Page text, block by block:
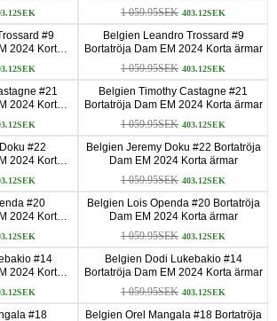
1 059.95SEK 403.12SEK
#9
2024 Korta
Belgien Leandro Trossard #9
Bortatröja Dam EM 2024 Korta ärmar
1 059.95SEK 403.12SEK
#21
2024 Korta
Belgien Timothy Castagne #21
Bortatröja Dam EM 2024 Korta ärmar
1 059.95SEK 403.12SEK
#22
2024 Korta
Belgien Jeremy Doku #22 Bortatröja
Dam EM 2024 Korta ärmar
1 059.95SEK 403.12SEK
#20
2024 Korta
Belgien Lois Openda #20 Bortatröja
Dam EM 2024 Korta ärmar
1 059.95SEK 403.12SEK
#14
2024 Korta
Belgien Dodi Lukebakio #14
Bortatröja Dam EM 2024 Korta ärmar
1 059.95SEK 403.12SEK
#18 Belgien Orel Mangala #18 Bortatröja